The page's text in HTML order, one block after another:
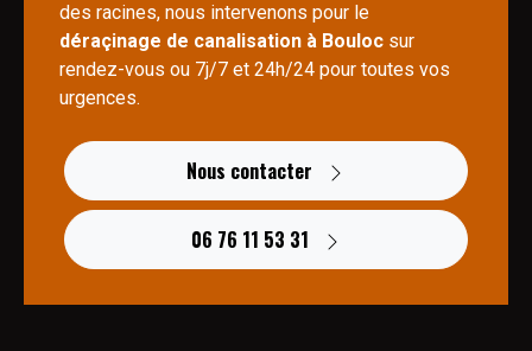
des racines, nous intervenons pour le
déraçinage de canalisation à Bouloc sur
rendez-vous ou 7j/7 et 24h/24 pour toutes vos
urgences.
Nous contacter
06 76 11 53 31